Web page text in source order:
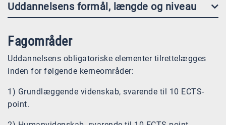
Uddannelsens formål, længde og niveau
Fagområder
Uddannelsens obligatoriske elementer tilrettelægges
inden for følgende kerneområder:
1) Grundlæggende videnskab, svarende til 10 ECTS-
point.